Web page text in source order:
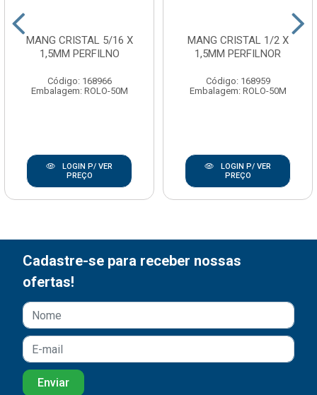
MANG CRISTAL 5/16 X
1,5MM PERFILNO
Código: 168966
Embalagem: ROLO-50M
LOGIN P/ VER
PREÇO
MANG CRISTAL 1/2 X
1,5MM PERFILNOR
Código: 168959
Embalagem: ROLO-50M
LOGIN P/ VER
PREÇO
Cadastre-se para receber nossas
ofertas!